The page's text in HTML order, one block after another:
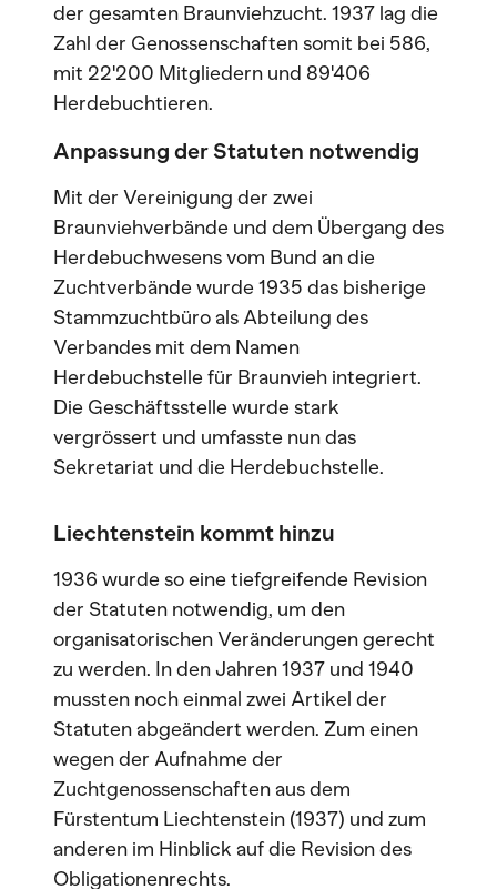
der gesamten Braunviehzucht. 1937 lag die
Zahl der Genossenschaften somit bei 586,
mit 22'200 Mitgliedern und 89'406
Herdebuchtieren.
Anpassung der Statuten notwendig
Mit der Vereinigung der zwei
Braunviehverbände und dem Übergang des
Herdebuchwesens vom Bund an die
Zuchtverbände wurde 1935 das bisherige
Stammzuchtbüro als Abteilung des
Verbandes mit dem Namen
Herdebuchstelle für Braunvieh integriert.
Die Geschäftsstelle wurde stark
vergrössert und umfasste nun das
Sekretariat und die Herdebuchstelle.
Liechtenstein kommt hinzu
1936 wurde so eine tiefgreifende Revision
der Statuten notwendig, um den
organisatorischen Veränderungen gerecht
zu werden. In den Jahren 1937 und 1940
mussten noch einmal zwei Artikel der
Statuten abgeändert werden. Zum einen
wegen der Aufnahme der
Zuchtgenossenschaften aus dem
Fürstentum Liechtenstein (1937) und zum
anderen im Hinblick auf die Revision des
Obligationenrechts.